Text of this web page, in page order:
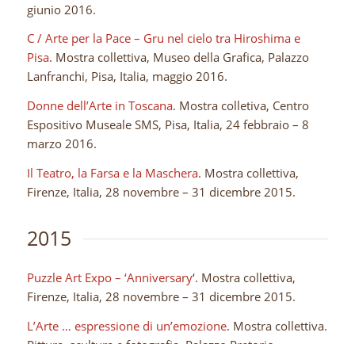
giunio 2016.
C / Arte per la Pace – Gru nel cielo tra Hiroshima e
Pisa. Mostra collettiva, Museo della Grafica, Palazzo
Lanfranchi, Pisa, Italia, maggio 2016.
Donne dell’Arte in Toscana. Mostra colletiva, Centro
Espositivo Museale SMS, Pisa, Italia, 24 febbraio – 8
marzo 2016.
Il Teatro, la Farsa e la Maschera. Mostra collettiva,
Firenze, Italia, 28 novembre – 31 dicembre 2015.
2015
Puzzle Art Expo – ‘Anniversary‘. Mostra collettiva,
Firenze, Italia, 28 novembre – 31 dicembre 2015.
L’Arte … espressione di un’emozione. Mostra collettiva.